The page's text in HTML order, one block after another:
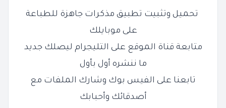
تحميل وتثبيت تطبيق مذكرات جاهزة للطباعة
على موبايلك
متابعة قناة الموقع على التليجرام ليصلك جديد
ما ننشره أول بأول
تابعنا على الفيس بوك وشارك الملفات مع
أصدقائك وأحبابك